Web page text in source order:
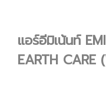
แอร์อีมิเน้นท์
EARTH CARE